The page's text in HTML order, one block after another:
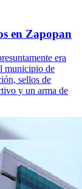
en Zapopan
era
municipio de
sellos de
y un arma de